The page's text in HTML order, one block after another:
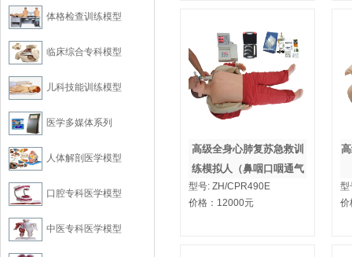
体格检查训练模型
临床综合专科模型
儿科技能训练模型
医学多媒体系列
人体解剖医学模型
口腔专科医学模型
中医专科医学模型
高级全身心肺复苏急救训
练模拟人（鼻咽口咽通气
管，喉罩插管，简易呼吸
器操作）
型号:ZH/CPR490E
价格： 12000元
价